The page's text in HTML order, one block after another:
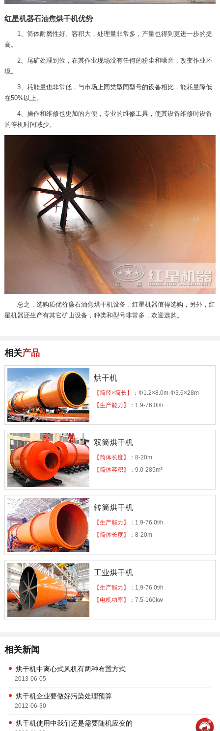
红星机器石油焦烘干机优势
1、筒体耐磨性好、容积大，处理量非常多，产量也得到更进一步的提
高。
2、尾矿处理到位，在其作业现场没有任何的粉尘和噪音，改变作业环
境。
3、耗能量也非常低，与市场上同类型同型号的设备相比，能耗量降低
在50%以上。
4、操作和维修也更加的方便，专业的维修工具，使其设备维修时设备
的停机时间减少。
总之，选购质优价廉石油焦烘干机设备，红星机器值得选购，另外，红
星机器还生产有其它矿山设备，种类和型号非常多，欢迎选购。
相关产品
烘干机
【筒径×筒长】
：Φ1.2×8.0m-Φ3.6×28m
【生产能力】
：1.9-76.0t/h
双筒烘干机
【筒体长度】
：8-20m
【筒体容积】
：9.0-285m³
转筒烘干机
【生产能力】
：1.9-76.0t/h
【筒体长度】
：8-20m
工业烘干机
【生产能力】
：1.9-76.0t/h
【电机功率】
：7.5-160kw
相关新闻
烘干机中离心式风机有两种布置方式
2013-06-05
烘干机企业要做好污染处理预算
2012-06-30
烘干机使用中我们还是需要随机应变的